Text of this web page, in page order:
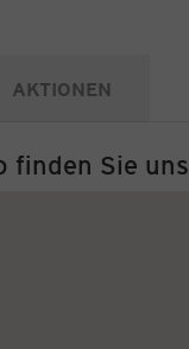
AKTIONEN
finden Sie uns